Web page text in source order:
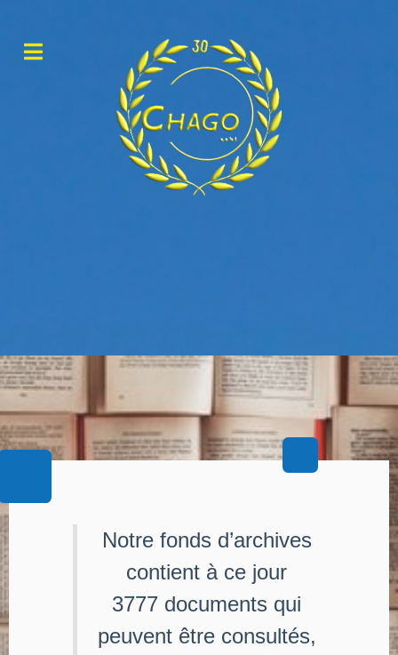
Notre fonds d’archives
contient à ce jour
3777 documents qui
peuvent être consultés,